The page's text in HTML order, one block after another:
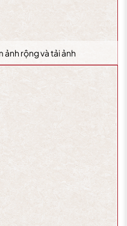
ảnh rộng và tải ảnh